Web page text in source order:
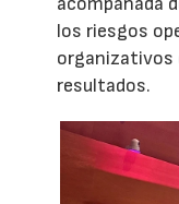
los riesgos
organizativos
resultados.